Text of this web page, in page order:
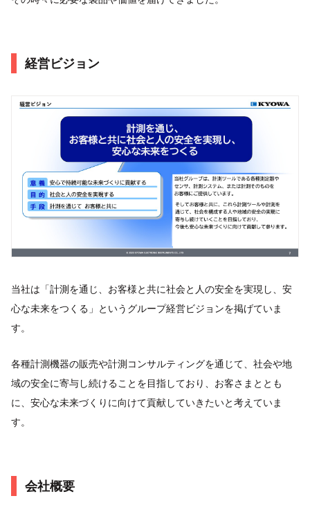
経営ビジョン
当社は「計測を通じ、お客様と共に社会と人の安全を実現し、安
心な未来をつくる」というグループ経営ビジョンを掲げていま
す。
各種計測機器の販売や計測コンサルティングを通じて、社会や地
域の安全に寄与し続けることを目指しており、お客さまととも
に、安心な未来づくりに向けて貢献していきたいと考えていま
す。
会社概要